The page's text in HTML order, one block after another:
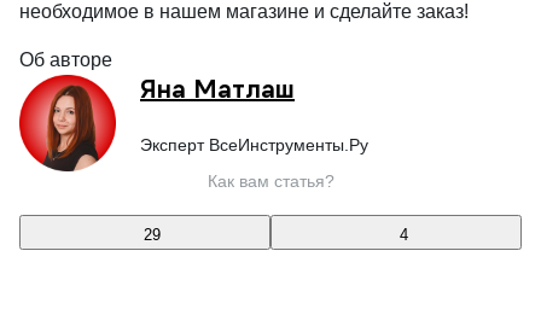
необходимое в нашем магазине и сделайте заказ!
Об авторе
Яна Матлаш
Эксперт ВсеИнструменты.Ру
Как вам статья?
29 4